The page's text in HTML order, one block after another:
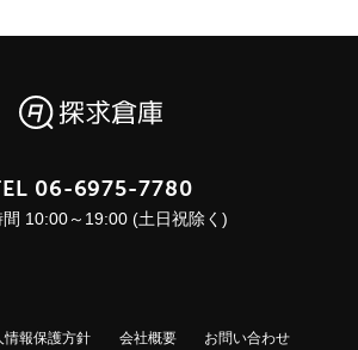
06-6975-7780
間 10:00～19:00 (土日祝除く)
情報保護方針 会社概要 お問い合わせ